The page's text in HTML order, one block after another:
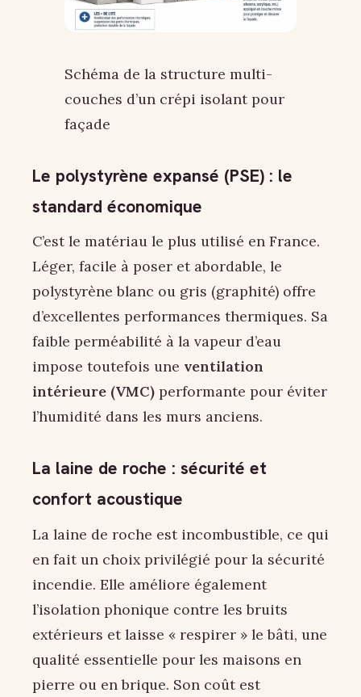
Schéma de la structure multi-
couches d’un crépi isolant pour
façade
Le polystyrène expansé (PSE) : le
standard économique
C’est le matériau le plus utilisé en France.
Léger, facile à poser et abordable, le
polystyrène blanc ou gris (graphité) offre
d’excellentes performances thermiques. Sa
faible perméabilité à la vapeur d’eau
impose toutefois une ventilation
intérieure (VMC) performante pour éviter
l’humidité dans les murs anciens.
La laine de roche : sécurité et
confort acoustique
La laine de roche est incombustible, ce qui
en fait un choix privilégié pour la sécurité
incendie. Elle améliore également
l’isolation phonique contre les bruits
extérieurs et laisse « respirer » le bâti, une
qualité essentielle pour les maisons en
pierre ou en brique. Son coût est